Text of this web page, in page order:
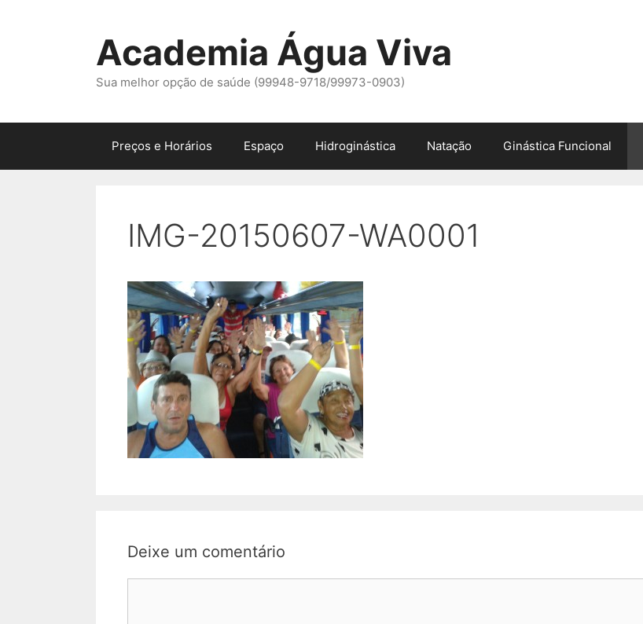
Academia Água Viva
Sua melhor opção de saúde (99948-9718/99973-0903)
Preços e Horários Espaço Hidroginástica Natação Ginástica Funcional
IMG-20150607-WA0001
Deixe um comentário